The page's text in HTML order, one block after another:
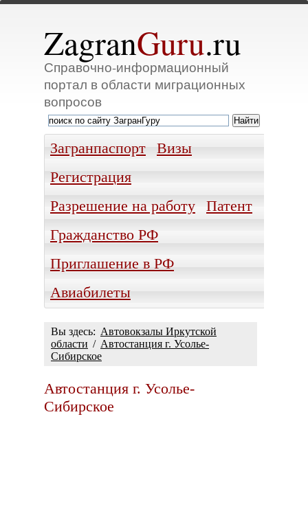
ZagranGuru.ru
Справочно-информационный
портал в области миграционных
вопросов
Загранпаспорт
Визы
Регистрация
Разрешение на работу
Патент
Гражданство РФ
Приглашение в РФ
Авиабилеты
Вы здесь: Автовокзалы Иркутской
области / Автостанция г. Усолье-
Сибирское
Автостанция г. Усолье-
Сибирское